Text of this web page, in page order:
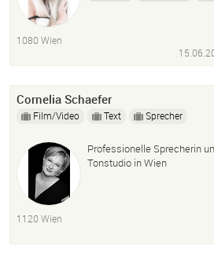
1080 Wien
Cornelia Schaefer
Film/Video Text Sprecher
Professionelle Sprecherin
Tonstudio in Wien
1120 Wien